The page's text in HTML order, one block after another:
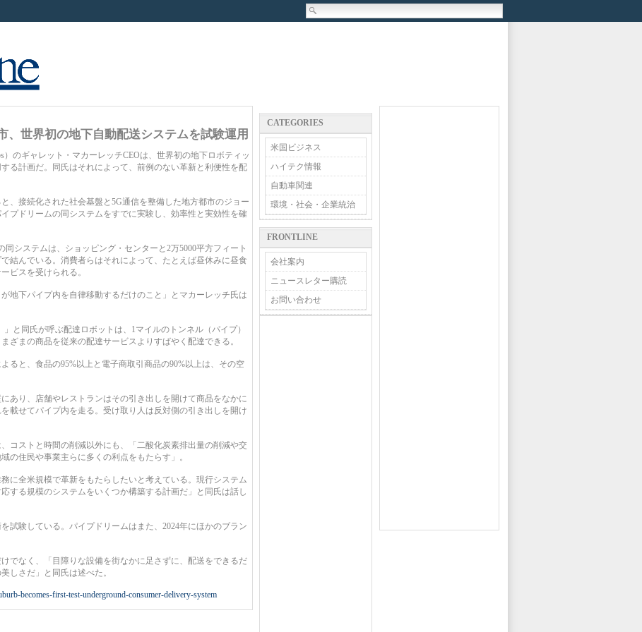
、世界初の地下自動配送システムを試験運用
）のギャレット・マカーレッチCEOは、世界初の地下ロボティッ
る計画だ。同氏はそれによって、前例のない革新と利便性を配
、接続化された社会基盤と5G通信を整備した地方都市のジョー
プドリームの同システムをすでに実験し、効率性と実効性を確
システムは、ショッピング・センターと2万5000平方フィート
結んでいる。消費者らはそれによって、たとえば昼休みに昼食
ビスを受けられる。
地下パイプ内を自律移動するだけのこと」とマカーレッチ氏は
」と同氏が呼ぶ配達ロボットは、1マイルのトンネル（パイプ）
ざまの商品を従来の配達サービスよりすばやく配達できる。
ると、食品の95%以上と電子商取引商品の90%以上は、その空
あり、店舗やレストランはその引き出しを開けて商品をなかに
載せてパイプ内を走る。受け取り人は反対側の引き出しを開け
コストと時間の削減以外にも、「二酸化炭素排出量の削減や交
の住民や事業主らに多くの利点をもたらす」。
に全米規模で革新をもたらしたいと考えている。現行システム
する規模のシステムをいくつか構築する計画だ」と同氏は話し
試験している。パイプドリームはまた、2024年にほかのブラン
でなく、「目障りな設備を街なかに足さずに、配送をできるだ
しさだ」と同氏は述べた。
becomes-first-test-underground-consumer-delivery-system
CATEGORIES
米国ビジネス
ハイテク情報
自動車関連
環境・社会・企業統治
FRONTLINE
会社案内
ニュースレター購読
お問い合わせ